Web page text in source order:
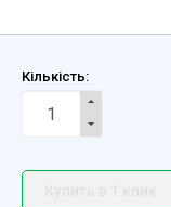
Кількість: